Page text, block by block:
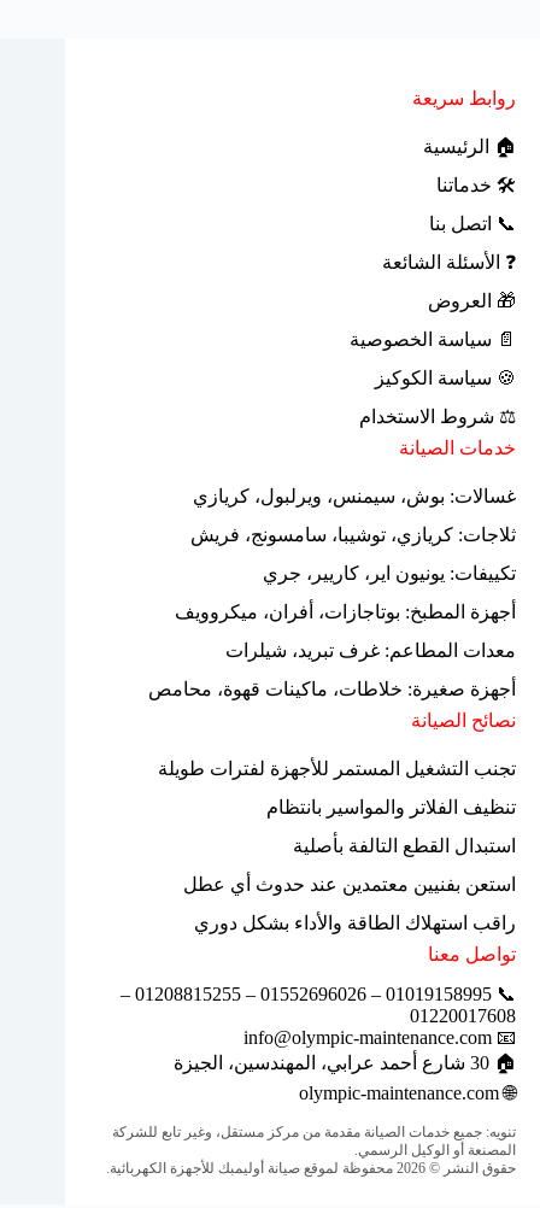
روابط سريعة
🏠 الرئيسية
🛠 خدماتنا
📞 اتصل بنا
❓ الأسئلة الشائعة
🎁 العروض
📄 سياسة الخصوصية
🍪 سياسة الكوكيز
⚖ شروط الاستخدام
خدمات الصيانة
غسالات: بوش، سيمنس، ويرلبول، كريازي
ثلاجات: كريازي، توشيبا، سامسونج، فريش
تكييفات: يونيون اير، كاريير، جري
أجهزة المطبخ: بوتاجازات، أفران، ميكروويف
معدات المطاعم: غرف تبريد، شيلرات
أجهزة صغيرة: خلاطات، ماكينات قهوة، محامص
نصائح الصيانة
تجنب التشغيل المستمر للأجهزة لفترات طويلة
تنظيف الفلاتر والمواسير بانتظام
استبدال القطع التالفة بأصلية
استعن بفنيين معتمدين عند حدوث أي عطل
راقب استهلاك الطاقة والأداء بشكل دوري
تواصل معنا
📞 01019158995 – 01552696026 – 01208815255 –
01220017608
📧 info@olympic-maintenance.com
🏠 30 شارع أحمد عرابي، المهندسين، الجيزة
🌐
olympic-maintenance.com
تنويه: جميع خدمات الصيانة مقدمة من مركز مستقل، وغير تابع للشركة
المصنعة أو الوكيل الرسمي.
حقوق النشر © 2026 محفوظة لموقع صيانة أوليمبك للأجهزة الكهربائية.